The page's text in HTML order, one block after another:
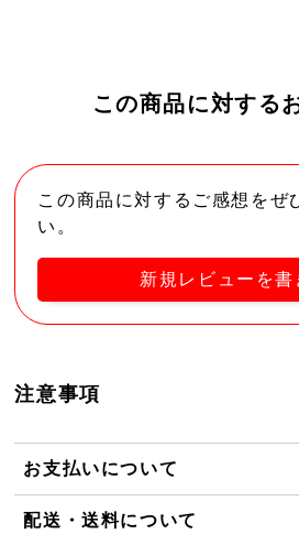
この商品に対する
この商品に対するご感想をぜ
い。
新規レビューを書
注意事項
お支払いについて
配送・送料について